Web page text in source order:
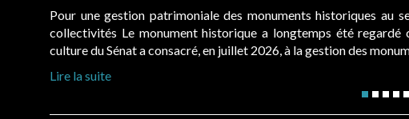
Pour une gestion patrimoniale des monuments historiques au
collectivités Le monument historique a longtemps été
culture du Sénat a consacré, en juillet 2026, à la gestion des
Lire la suite